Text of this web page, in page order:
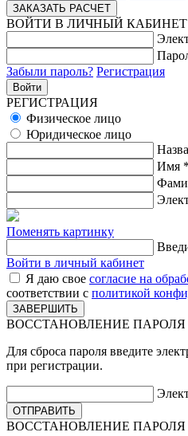
ВОЙТИ В ЛИЧНЫЙ КАБИНЕТ
Забыли пароль? Регистрация
РЕГИСТРАЦИЯ
Физическое лицо
Юридическое лицо
Имя *
Поменять картинку
Войти в личный кабинет
Я даю свое согласие на
соответствии с политикой
ВОССТАНОВЛЕНИЕ ПАРОЛЯ
Для сброса пароля введите
при регистрации.
ВОССТАНОВЛЕНИЕ ПАРОЛЯ